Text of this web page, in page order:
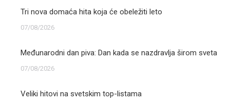
Tri nova domaća hita koja će obeležiti leto
07/08/2026
Međunarodni dan piva: Dan kada se nazdravlja širom sveta
07/08/2026
Veliki hitovi na svetskim top-listama